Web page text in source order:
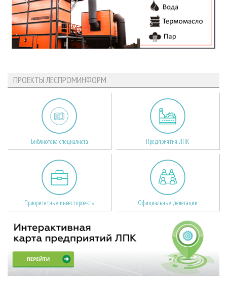
ПРОЕКТЫ ЛЕСПРОМИНФОРМ
Библиотека специалиста Предприятия ЛПК
Приоритетные инвестпроекты Официальные делегации